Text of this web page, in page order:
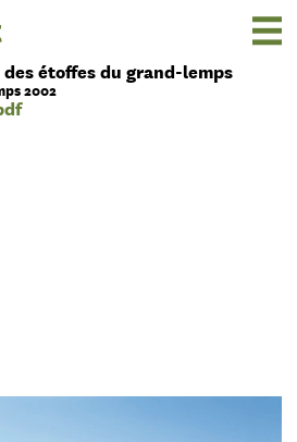
étoffes du grand-lemps
2002